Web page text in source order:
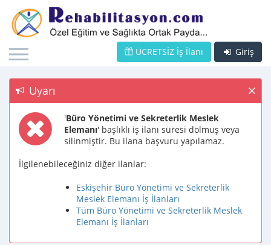
Giriş
ÜCRETSİZ İş İlanı
Uyarı
'Büro Yönetimi ve Sekreterlik Meslek
Elemanı' başlıklı iş ilanı süresi dolmuş veya
silinmiştir. Bu ilana başvuru yapılamaz.
İlgilenebileceğiniz diğer ilanlar:
Eskişehir Büro Yönetimi ve Sekreterlik
Meslek Elemanı İş İlanları
Tüm Büro Yönetimi ve Sekreterlik Meslek
Elemanı İş İlanları